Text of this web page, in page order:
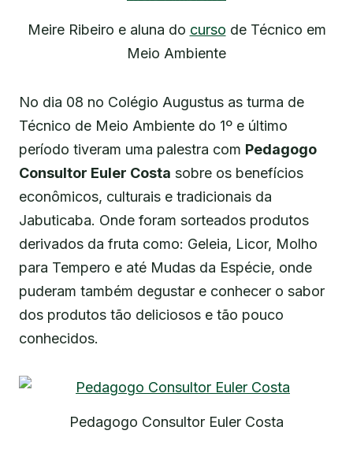
Meire Ribeiro e aluna do curso de Técnico em
Meio Ambiente
No dia 08 no Colégio Augustus as turma de
Técnico de Meio Ambiente do 1º e último
período tiveram uma palestra com Pedagogo
Consultor Euler Costa sobre os benefícios
econômicos, culturais e tradicionais da
Jabuticaba. Onde foram sorteados produtos
derivados da fruta como: Geleia, Licor, Molho
para Tempero e até Mudas da Espécie, onde
puderam também degustar e conhecer o sabor
dos produtos tão deliciosos e tão pouco
conhecidos.
Pedagogo Consultor Euler Costa